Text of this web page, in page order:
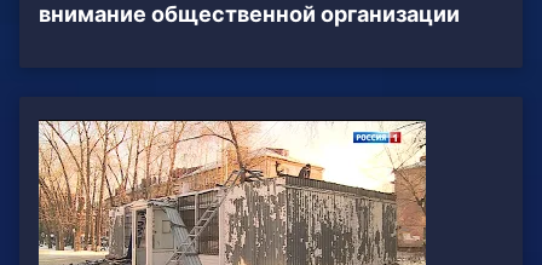
внимание общественной организации